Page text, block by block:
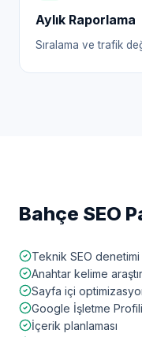
Aylık Raporlama
Sıralama ve trafik
Bahçe SEO
Teknik SEO
Anahtar kelime
Sayfa içi
Google İşletme
İçerik planlaması